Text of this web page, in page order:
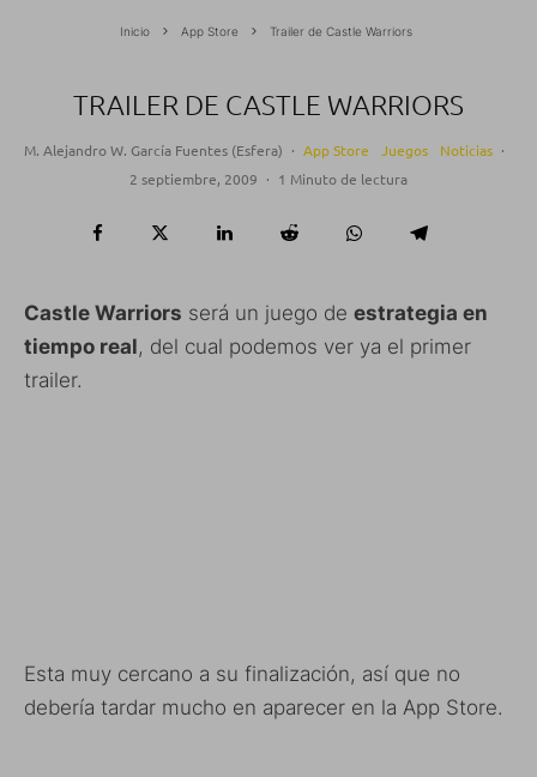
Inicio App Store Trailer de Castle Warriors
TRAILER DE CASTLE WARRIORS
M. Alejandro W. García Fuentes (Esfera) · App Store Juegos Noticias ·
2 septiembre, 2009 · 1 Minuto de lectura
Castle Warriors será un juego de estrategia en
tiempo real, del cual podemos ver ya el primer
trailer.
Esta muy cercano a su finalización, así que no
debería tardar mucho en aparecer en la App Store.